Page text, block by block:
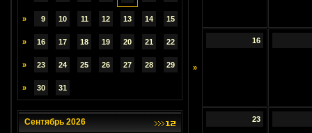
» 9 10 11 12 13 14 15
» 16 17 18 19 20 21 22
» 23 24 25 26 27 28 29
» 30 31
Сентябрь 2026
»
16
23